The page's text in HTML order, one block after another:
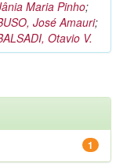
Maria Pinho;
José Amauri;
Otavio V.
1